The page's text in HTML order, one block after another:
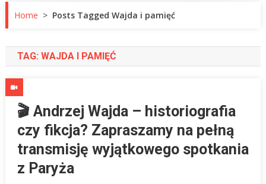
Home > Posts Tagged Wajda i pamięć
TAG: WAJDA I PAMIĘĆ
🎬 Andrzej Wajda – historiografia
czy fikcja? Zapraszamy na pełną
transmisję wyjątkowego spotkania
z Paryża